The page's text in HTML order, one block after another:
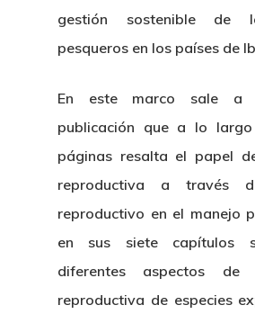
gestión sostenible de
pesqueros en los países de
En este marco sale
publicación que a lo
páginas resalta el papel
reproductiva a través
reproductivo en el manejo
en sus siete capítulos
diferentes aspectos de
reproductiva de especies